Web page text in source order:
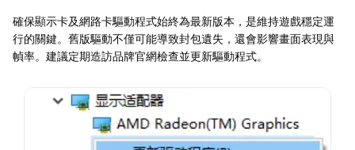
確保顯示卡及網路卡驅動程式始終為最新版本，是維持遊戲穩定運
行的關鍵。舊版驅動不僅可能導致封包遺失，還會影響畫面表現與
幀率。建議定期造訪品牌官網檢查並更新驅動程式。